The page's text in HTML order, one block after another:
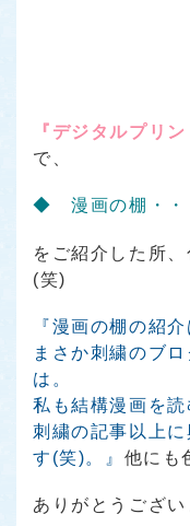
『デジタルプリ
で、
◆ 漫画の棚・・
をご紹介した所
(笑)
『漫画の棚の紹
まさか刺繍のブ
は。
私も結構漫画を読
刺繍の記事以上
す(笑)。』 他にも
ありがとうござ